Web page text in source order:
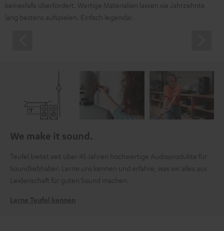
keinesfalls überfordert. Wertige Materialien lassen sie Jahrzehnte
lang bestens aufspielen. Einfach legendär.
We make it sound.
Teufel bietet seit über 45 Jahren hochwertige Audioprodukte für
Soundliebhaber. Lerne uns kennen und erfahre, was wir alles aus
Leidenschaft für guten Sound machen.